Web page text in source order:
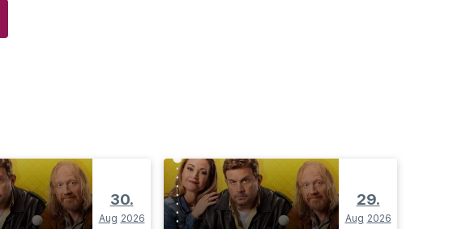
30.
Aug 2026
29.
Aug 2026